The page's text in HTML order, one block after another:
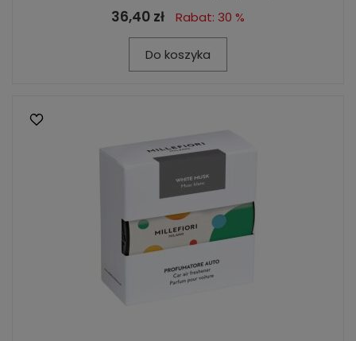
36,40 zł Rabat: 30 %
Do koszyka